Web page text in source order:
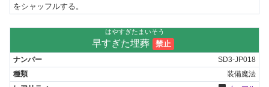
をシャッフルする。
はやすぎたまいそう
早すぎた埋葬 禁止
SD3-JP018
装備魔法